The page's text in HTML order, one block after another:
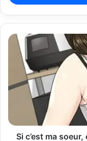
z
o
d
s
Si c’est ma